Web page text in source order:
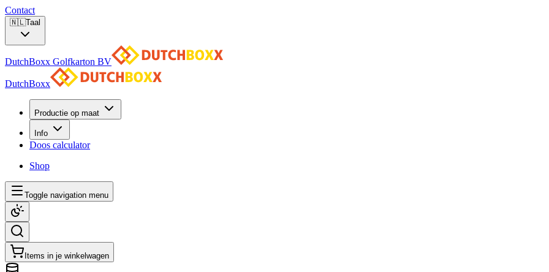
Contact
🇳🇱Taal
DutchBoxx Golfkarton BV
DutchBoxx
Productie op maat
Info
Doos calculator
Shop
Toggle navigation menu
Items in je winkelwagen